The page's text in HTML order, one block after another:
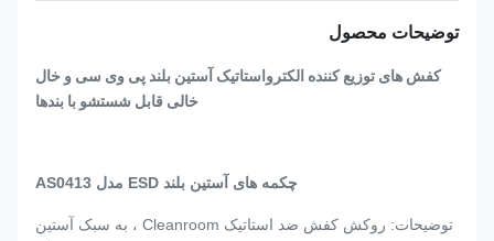
توضیحات محصول
کفش های توزیع کننده الکترواستاتیک آستین بلند پی وی سی و خال
خالی قابل شستشو با بندها
چکمه های آستین بلند ESD مدل AS0413
توضیحات: روکش کفش ضد استاتیک Cleanroom ، به سبک آستین